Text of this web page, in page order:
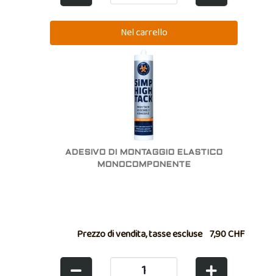
ADESIVO DI MONTAGGIO ELASTICO
MONOCOMPONENTE
Prezzo di vendita, tasse escluse 7,90 CHF